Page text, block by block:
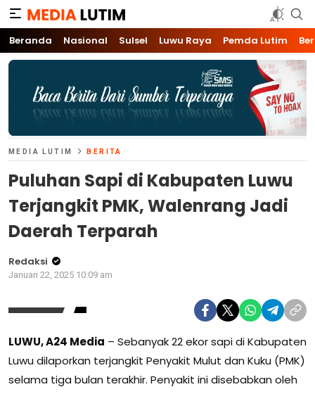
Media Lutim
Info untuk Lutim
Beranda Nasional Sulsel Luwu Raya Pemda Lutim
MEDIA LUTIM BERITA
Puluhan Sapi di Kabupaten Luwu
Terjangkit PMK, Walenrang Jadi
Daerah Terparah
Redaksi
Januari 22, 2025 10:09 am
LUWU, A24 Media – Sebanyak 22 ekor sapi di Kabupaten
Luwu dilaporkan terjangkit Penyakit Mulut dan Kuku (PMK)
selama tiga bulan terakhir. Penyakit ini disebabkan oleh